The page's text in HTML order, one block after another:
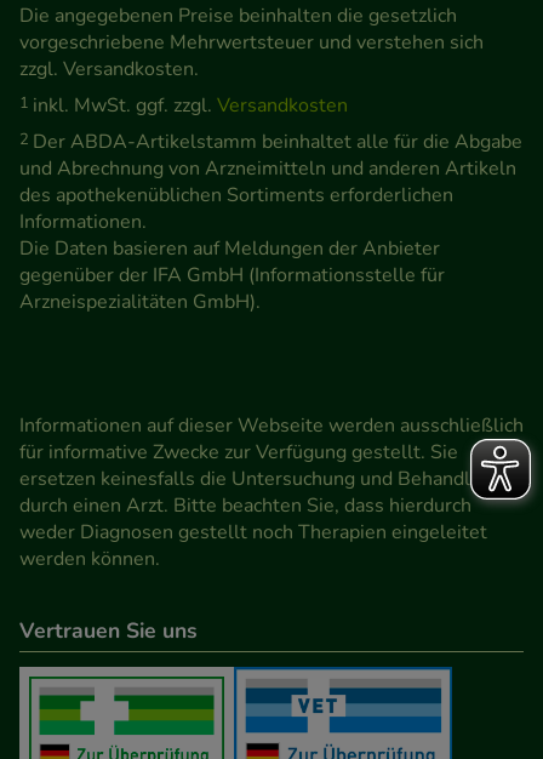
unsere Website weiter für Sie optimieren können,
den Inhalt auf unserer Website aber auch die
Werbung auf Drittseiten möglichst relevant für Sie
zu gestalten. Bitte beachten Sie, dass Daten hierfür
teilweise an Dritte wie z.B. Google oder soziale
Medien übertragen werden.
Die angegebenen Preise beinhalten die gesetzlich
vorgeschriebene Mehrwertsteuer und verstehen sich
zzgl. Versandkosten.
1 inkl. MwSt. ggf. zzgl. Versandkosten
2 Der ABDA-Artikelstamm beinhaltet alle für die Abgabe
und Abrechnung von Arzneimitteln und anderen Artikeln
des apothekenüblichen Sortiments erforderlichen
Informationen.
Die Daten basieren auf Meldungen der Anbieter
gegenüber der IFA GmbH (Informationsstelle für
Arzneispezialitäten GmbH).
Informationen auf dieser Webseite werden ausschließlich
für informative Zwecke zur Verfügung gestellt. Sie
ersetzen keinesfalls die Untersuchung und Behandlung
durch einen Arzt. Bitte beachten Sie, dass hierdurch
weder Diagnosen gestellt noch Therapien eingeleitet
werden können.
Vertrauen Sie uns